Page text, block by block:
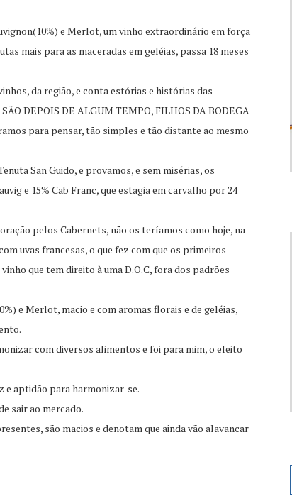
e Merlot, um vinho extraordinário em força
mais para as maceradas em geléias, passa 18 meses
da região, e conta estórias e histórias das
DEPOIS DE ALGUM TEMPO, FILHOS DA BODEGA
para pensar, tão simples e tão distante ao mesmo
San Guido, e provamos, e sem misérias, os
e 15% Cab Franc, que estagia em carvalho por 24
pelos Cabernets, não os teríamos como hoje, na
uvas francesas, o que fez com que os primeiros
que tem direito à uma D.O.C, fora dos padrões
e Merlot, macio e com aromas florais e de geléias,
com diversos alimentos e foi para mim, o eleito
e aptidão para harmonizar-se.
sair ao mercado.
são macios e denotam que ainda vão alavancar